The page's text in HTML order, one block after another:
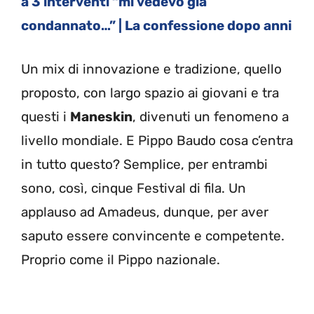
condannato…” | La confessione dopo anni
Un mix di innovazione e tradizione, quello
proposto, con largo spazio ai giovani e tra
questi i Maneskin, divenuti un fenomeno a
livello mondiale. E Pippo Baudo cosa c’entra
in tutto questo? Semplice, per entrambi
sono, così, cinque Festival di fila. Un
applauso ad Amadeus, dunque, per aver
saputo essere convincente e competente.
Proprio come il Pippo nazionale.